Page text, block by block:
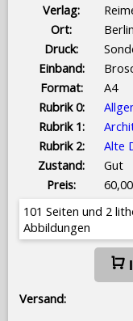
Verlag:
Ort:
Berlin
Druck:
Einband:
Format:
A4
Rubrik 0:
Rubrik 1:
Rubrik 2:
Alte
Zustand:
Gut
Preis:
101 Seiten und 2
Abbildungen
Versand: